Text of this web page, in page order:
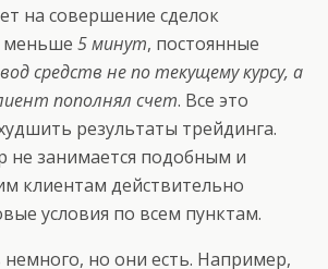
на совершение сделок
меньше 5 минут, постоянные
средств не по текущему курсу, а
пополнял счет. Все это
результаты трейдинга.
не занимается подобным и
клиентам действительно
условия по всем пунктам.
но они есть. Например,